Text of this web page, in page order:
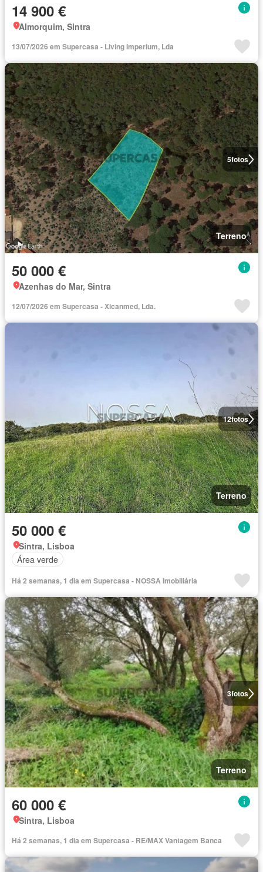
14 900 €
Almorquim, Sintra
13/07/2026 em Supercasa - Living Imperium, Lda
5fotos
Terreno
50 000 €
Azenhas do Mar, Sintra
12/07/2026 em Supercasa - Xicanmed, Lda.
12fotos
Terreno
50 000 €
Sintra, Lisboa
Área verde
Há 2 semanas, 1 dia em Supercasa - NOSSA Imobiliária
3fotos
Terreno
60 000 €
Sintra, Lisboa
Há 2 semanas, 1 dia em Supercasa - RE/MAX Vantagem Banca